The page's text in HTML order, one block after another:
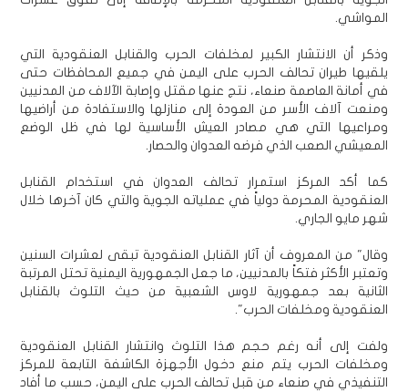
المواشي.
وذكر أن الانتشار الكبير لمخلفات الحرب والقنابل العنقودية التي
يلقيها طيران تحالف الحرب على اليمن في جميع المحافظات حتى
في أمانة العاصمة صنعاء، نتج عنها مقتل وإصابة الآلاف من المدنيين
ومنعت آلاف الأسر من العودة إلى منازلها والاستفادة من أراضيها
ومراعيها التي هي مصادر العيش الأساسية لها في ظل الوضع
المعيشي الصعب الذي فرضه العدوان والحصار.
كما أكد المركز استمرار تحالف العدوان في استخدام القنابل
العنقودية المحرمة دولياً في عملياته الجوية والتي كان آخرها خلال
شهر مايو الجاري.
وقال" من المعروف أن آثار القنابل العنقودية تبقى لعشرات السنين
وتعتبر الأكثر فتكاً بالمدنيين، ما جعل الجمهورية اليمنية تحتل المرتبة
الثانية بعد جمهورية لاوس الشعبية من حيث التلوث بالقنابل
العنقودية ومخلفات الحرب".
ولفت إلى أنه رغم حجم هذا التلوث وانتشار القنابل العنقودية
ومخلفات الحرب يتم منع دخول الأجهزة الكاشفة التابعة للمركز
التنفيذي في صنعاء من قبل تحالف الحرب على اليمن، حسب ما أفاد